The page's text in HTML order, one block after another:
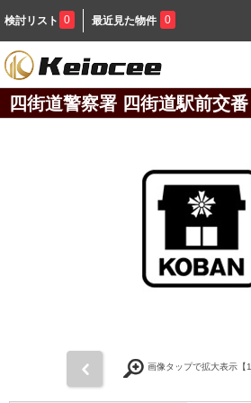
検討リスト 0 最近見た物件 0
四街道警察署 四街道駅前交番
画像タップで拡大表示【1